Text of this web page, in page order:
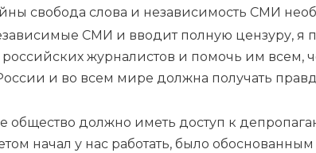
свобода слова и независимость СМИ
СМИ и вводит полную цензуру, я
журналистов и помочь им всем,
и во всем мире должна получать
общество должно иметь доступ к
начал у нас работать, было